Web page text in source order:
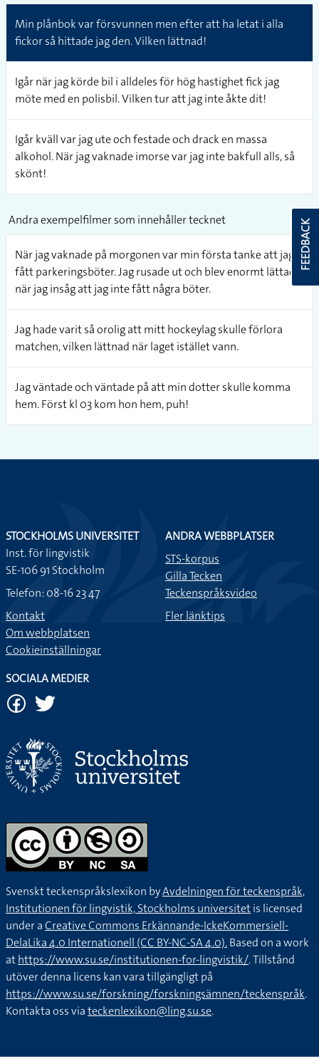
Min plånbok var försvunnen men efter att ha letat i alla
fickor så hittade jag den. Vilken lättnad!
Igår när jag körde bil i alldeles för hög hastighet fick jag
möte med en polisbil. Vilken tur att jag inte åkte dit!
Igår kväll var jag ute och festade och drack en massa
alkohol. När jag vaknade imorse var jag inte bakfull alls, så
skönt!
Andra exempelfilmer som innehåller tecknet
När jag vaknade på morgonen var min första tanke att jag
fått parkeringsböter. Jag rusade ut och blev enormt lättad
när jag insåg att jag inte fått några böter.
Jag hade varit så orolig att mitt hockeylag skulle förlora
matchen, vilken lättnad när laget istället vann.
Jag väntade och väntade på att min dotter skulle komma
hem. Först kl 03 kom hon hem, puh!
FEEDBACK
STOCKHOLMS UNIVERSITET
Inst. för lingvistik
SE-106 91 Stockholm
Telefon: 08-16 23 47
Kontakt
Om webbplatsen
Cookieinställningar
ANDRA WEBBPLATSER
STS-korpus
Gilla Tecken
Teckenspråksvideo
Fler länktips
SOCIALA MEDIER
Svenskt teckenspråkslexikon byAvdelningen för teckenspråk,
Institutionen för lingvistik, Stockholms universitetis licensed
under aCreative Commons Erkännande-IckeKommersiell-
DelaLika 4.0 Internationell (CC BY-NC-SA 4.0).Based on a work
athttps://www.su.se/institutionen-for-lingvistik/. Tillstånd
utöver denna licens kan vara tillgängligt på
https://www.su.se/forskning/forskningsämnen/teckenspråk.
Kontakta oss viateckenlexikon@ling.su.se.